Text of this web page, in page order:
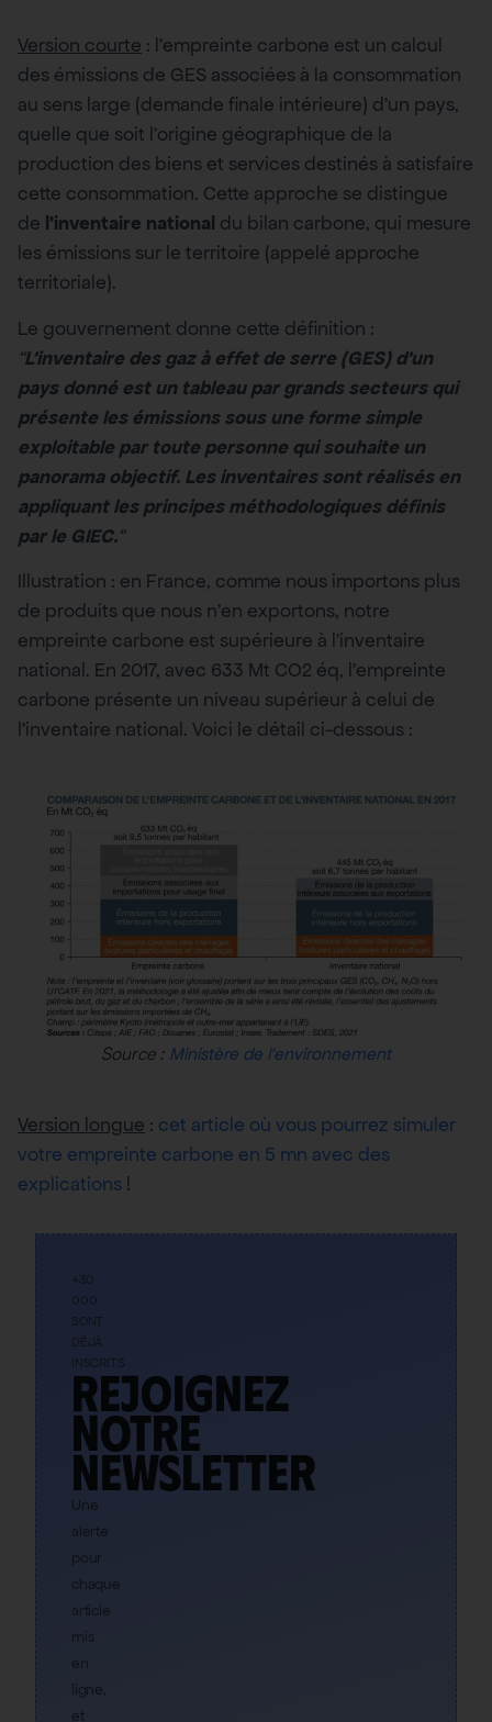
Version courte : l’empreinte carbone est un calcul
des émissions de GES associées à la consommation
au sens large (demande finale intérieure) d’un pays,
quelle que soit l’origine géographique de la
production des biens et services destinés à satisfaire
cette consommation. Cette approche se distingue
de l’inventaire national du bilan carbone, qui mesure
les émissions sur le territoire (appelé approche
territoriale).
Le gouvernement donne cette définition :
“L’inventaire des gaz à effet de serre (GES) d’un
pays donné est un tableau par grands secteurs qui
présente les émissions sous une forme simple
exploitable par toute personne qui souhaite un
panorama objectif. Les inventaires sont réalisés en
appliquant les principes méthodologiques définis
par le GIEC.“
Illustration : en France, comme nous importons plus
de produits que nous n’en exportons, notre
empreinte carbone est supérieure à l’inventaire
national. En 2017, avec 633 Mt CO2 éq, l’empreinte
carbone présente un niveau supérieur à celui de
l’inventaire national. Voici le détail ci-dessous :
Source : Ministère de l’environnement
Version longue : cet article où vous pourrez simuler
votre empreinte carbone en 5 mn avec des
explications !
+30
000
SONT
DÉJÀ
INSCRITS
Rejoignez
notre
newsletter
Une
alerte
pour
chaque
article
mis
en
ligne,
et